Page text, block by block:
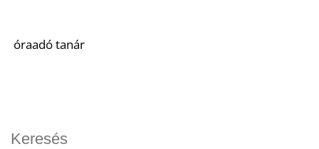
óraadó tanár